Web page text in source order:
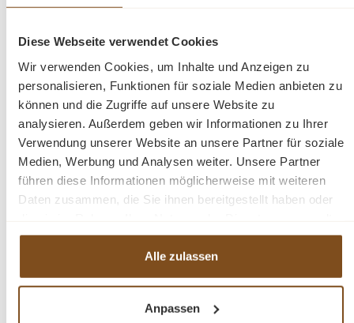
Diese Webseite verwendet Cookies
Wir verwenden Cookies, um Inhalte und Anzeigen zu
personalisieren, Funktionen für soziale Medien anbieten zu
können und die Zugriffe auf unsere Website zu
analysieren. Außerdem geben wir Informationen zu Ihrer
Verwendung unserer Website an unsere Partner für soziale
Medien, Werbung und Analysen weiter. Unsere Partner
führen diese Informationen möglicherweise mit weiteren
Daten zusammen, die Sie ihnen bereitgestellt haben oder
haben.
Alle zulassen
Anpassen
Präsentieren und Aufbewahren.
Stil: Landhaus
Farbe: diese Vitrine ist in verschiedenen RAL-Farben
erhältlich.
Farbe: zementgrau RAL7033
Massivholz
Eichenelemente
Konzept: Neuss
4 - Schiebetüren
4 - Schubladen
Fertig montiert - 2 Teile
Hier haben Sie einen ansprechenden Schrank mit einer